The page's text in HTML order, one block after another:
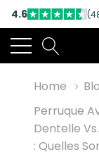
4.6
Home
Perruque
Dentelle
: Quelles